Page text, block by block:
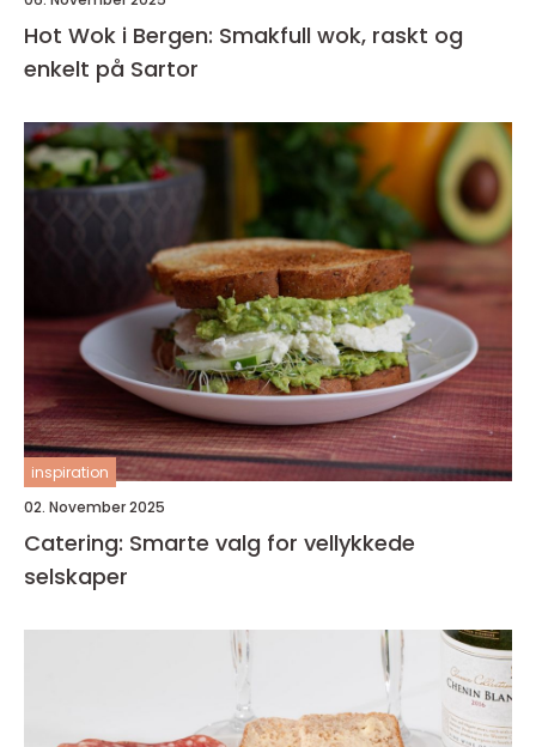
Hot Wok i Bergen: Smakfull wok, raskt og
enkelt på Sartor
inspiration
02. November 2025
Catering: Smarte valg for vellykkede
selskaper